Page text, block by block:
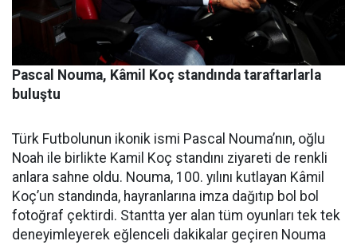
Pascal Nouma, Kâmil Koç standında taraftarlarla
buluştu
Türk Futbolunun ikonik ismi Pascal Nouma’nın, oğlu
Noah ile birlikte Kamil Koç standını ziyareti de renkli
anlara sahne oldu. Nouma, 100. yılını kutlayan Kâmil
Koç’un standında, hayranlarına imza dağıtıp bol bol
fotoğraf çektirdi. Stantta yer alan tüm oyunları tek tek
deneyimleyerek eğlenceli dakikalar geçiren Nouma